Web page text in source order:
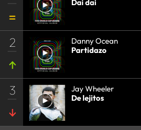
Dai dai
2
Danny Ocean
Partidazo
3
Jay Wheeler
De lejitos